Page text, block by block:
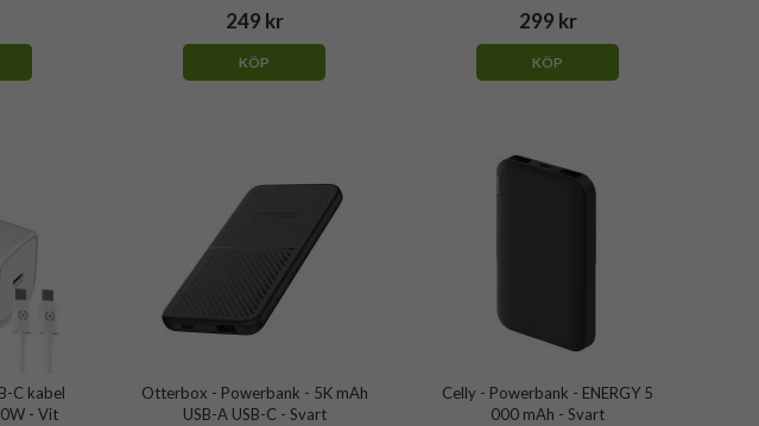
249 kr
KÖP
299 kr
KÖP
C kabel
- Vit
Otterbox - Powerbank - 5K mAh
USB-A USB-C - Svart
Celly - Powerbank - ENERGY 5
000 mAh - Svart